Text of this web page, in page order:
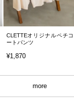
CLETTEオリジナルペチコ
ートパンツ
¥1,870
more